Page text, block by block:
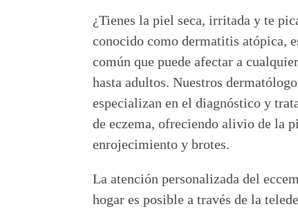
¿Tienes la piel seca, irritada y te
conocido como dermatitis atópica,
común que puede afectar a
hasta adultos. Nuestros
especializan en el diagnóstico y
de eczema, ofreciendo alivio de la
enrojecimiento y brotes.
La atención personalizada del
hogar es posible a través de la